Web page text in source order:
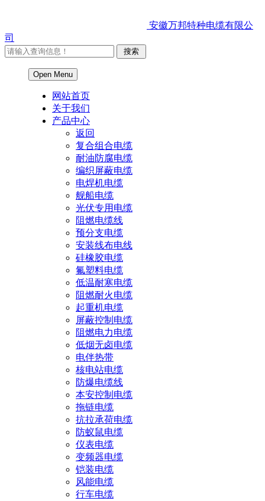
安徽万邦特种电缆有限公
司
Open Menu
网站首页
关于我们
产品中心
返回
复合组合电缆
耐油防腐电缆
编织屏蔽电缆
电焊机电缆
舰船电缆
光伏专用电缆
阻燃电缆线
预分支电缆
安装线布电线
硅橡胶电缆
氟塑料电缆
低温耐寒电缆
阻燃耐火电缆
起重机电缆
屏蔽控制电缆
阻燃电力电缆
低烟无卤电缆
电伴热带
核电站电缆
防爆电缆线
本安控制电缆
拖链电缆
抗拉承荷电缆
防蚁鼠电缆
仪表电缆
变频器电缆
铠装电缆
风能电缆
行车电缆